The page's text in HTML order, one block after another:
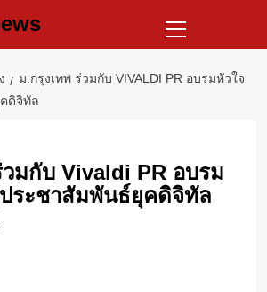
Menu
ม.กรุงเทพ ร่วมกับ VIVALDI PR อบรมหัวใจ
ดิจิทัล
วมกับ Vivaldi PR อบรม
ระชาสัมพันธ์ยุคดิจิทัล